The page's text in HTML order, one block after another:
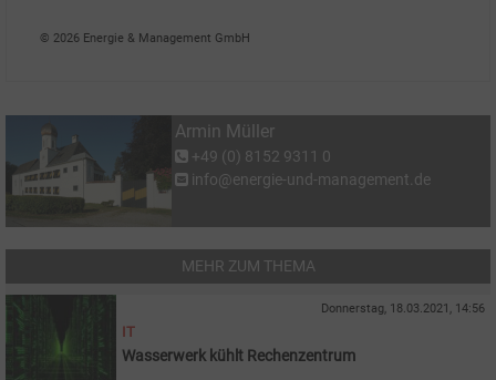
© 2026 Energie & Management GmbH
Armin Müller
+49 (0) 8152 9311 0
info@energie-und-management.de
MEHR ZUM THEMA
Donnerstag, 18.03.2021, 14:56
IT
Wasserwerk kühlt Rechenzentrum